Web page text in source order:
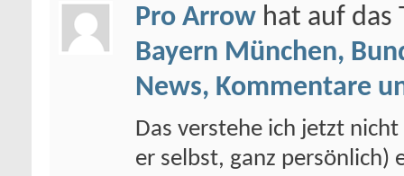
Pro Arrow hat auf das
Bayern München,
News, Kommentare
Das verstehe ich jetzt
er selbst, ganz persönlich)